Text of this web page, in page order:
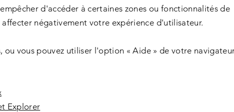
d'accéder à certaines zones ou fonctionnalités de
négativement votre expérience d'utilisateur.
ou vous pouvez utiliser l'option « Aide » de votre
Explorer